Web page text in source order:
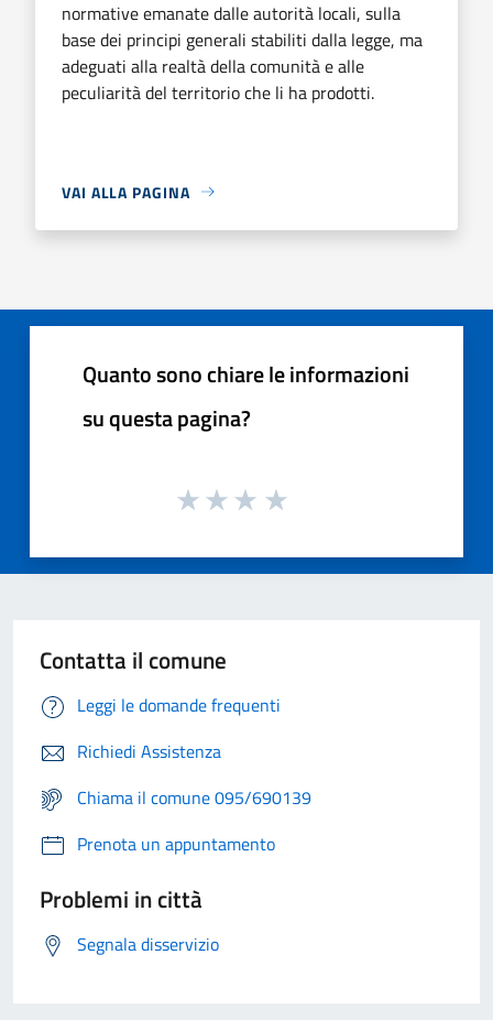
normative emanate dalle autorità locali, sulla
base dei principi generali stabiliti dalla legge, ma
adeguati alla realtà della comunità e alle
peculiarità del territorio che li ha prodotti.
VAI ALLA PAGINA
Quanto sono chiare le informazioni
su questa pagina?
Contatta il comune
Leggi le domande frequenti
Richiedi Assistenza
Chiama il comune 095/690139
Prenota un appuntamento
Problemi in città
Segnala disservizio